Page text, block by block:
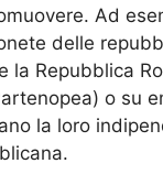
Ad
delle
la Repubblica
o su
la loro